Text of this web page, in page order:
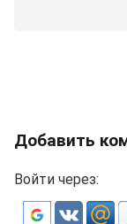
Добавить
Войти через: